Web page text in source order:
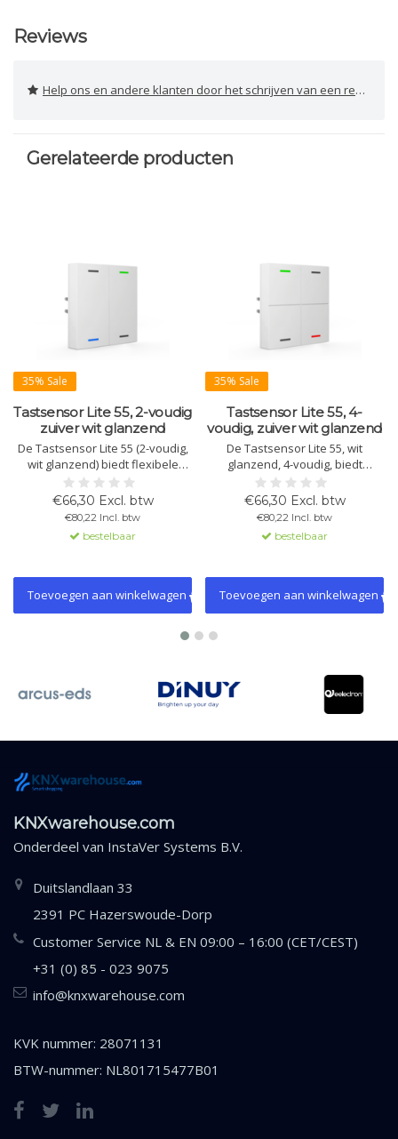
Reviews
Help ons en andere klanten door het schrijven van een review
Gerelateerde producten
35% Sale
Tastsensor Lite 55, 2-voudig
zuiver wit glanzend
De Tastsensor Lite 55 (2-voudig,
wit glanzend) biedt flexibele
bediening met instelbare RGBW
LED-statuslampjes. Verkrijgbaar
met symbolen (UP/DOWN, I/O) en
opties met geïntegreerde
temperatuursensor.
€66,30 Excl. btw
€80,22 Incl. btw
bestelbaar
Toevoegen aan winkelwagen
35% Sale
Tastsensor Lite 55, 4-
voudig, zuiver wit glanzend
De Tastsensor Lite 55, wit
glanzend, 4-voudig, biedt
programmeerbare knoppen met
RGBW-status-LED's, veelzijdige
functies voor schakelen,
dimmen, jaloeziebediening en is
ook verkrijgbaar met
€66,30 Excl. btw
€80,22 Incl. btw
bestelbaar
Toevoegen aan winkelwagen
KNXwarehouse.com
Onderdeel van InstaVer Systems B.V.
Duitslandlaan 33
2391 PC Hazerswoude-Dorp
Customer Service NL & EN 09:00 – 16:00 (CET/CEST)
+31 (0) 85 - 023 9075
info@knxwarehouse.com
KVK nummer: 28071131
BTW-nummer: NL801715477B01